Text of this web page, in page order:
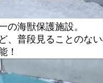
の海獣保護施設。
普段見ることのな
！